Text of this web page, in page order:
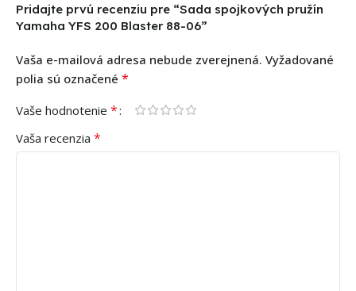
Pridajte prvú recenziu pre “Sada spojkových pružín
Yamaha YFS 200 Blaster 88-06”
Vaša e-mailová adresa nebude zverejnená. Vyžadované
polia sú označené *
Vaše hodnotenie *
Vaša recenzia *